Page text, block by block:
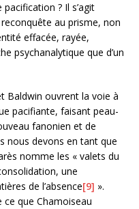
? Il s’agit
reconquête au prisme, non
effacée, rayée,
psychanalytique que d’un
Baldwin ouvrent la voie à
pacifiante, faisant peau-
fanonien et de
nous devons en tant que
nomme les « valets du
une
de l’absence[9] ».
que Chamoiseau